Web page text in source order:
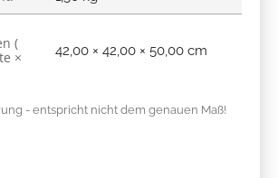
(
×
42,00 × 42,00 × 50,00 cm
- entspricht nicht dem genauen Maß!